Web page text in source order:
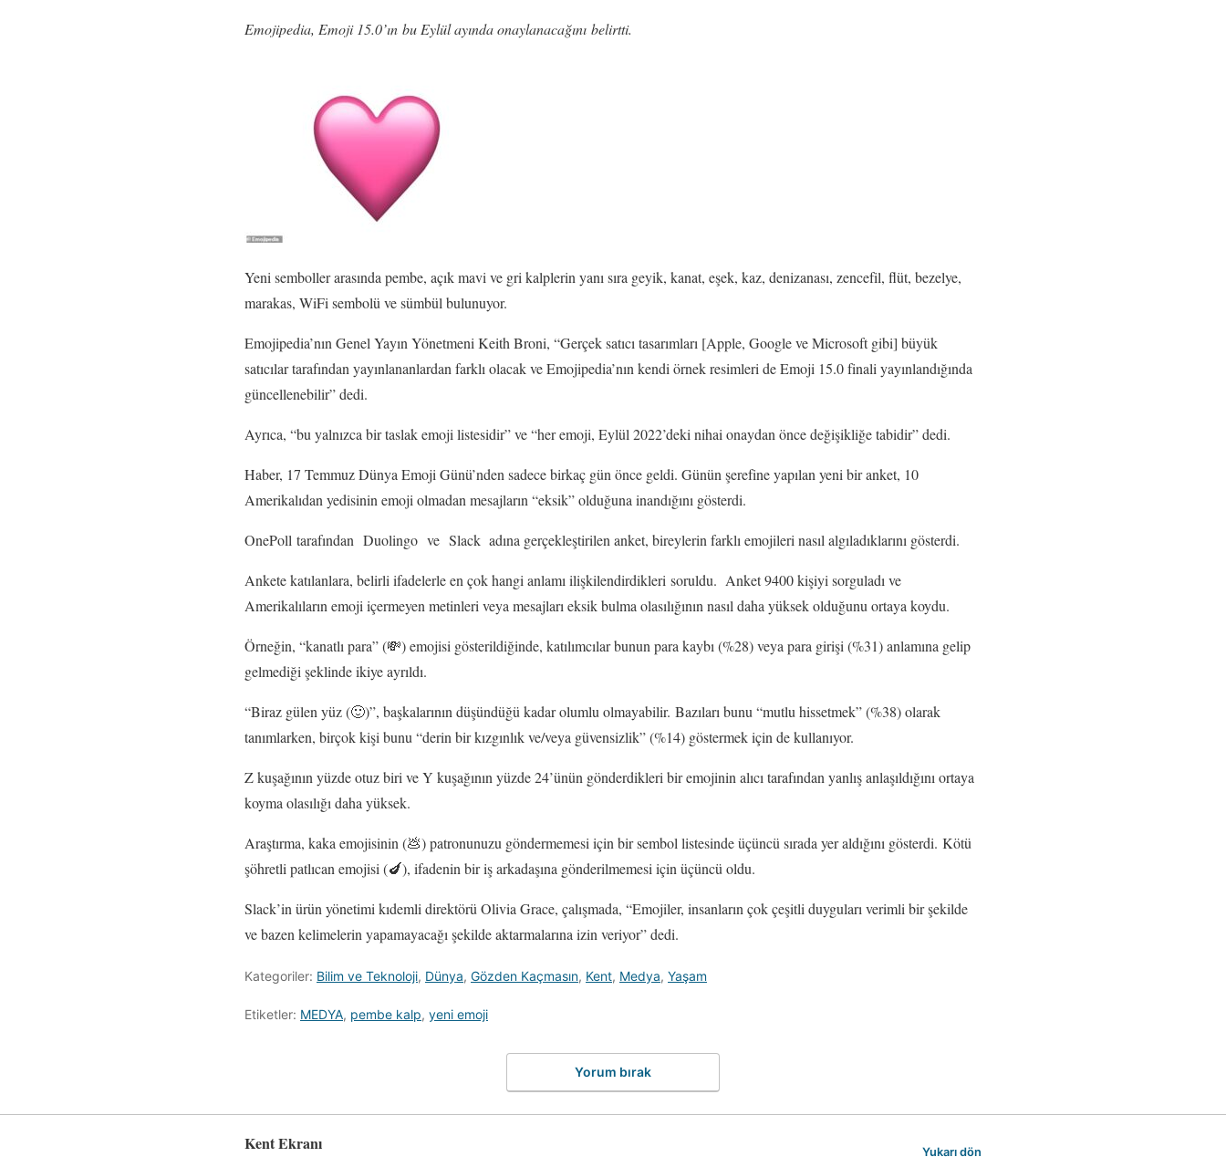
Emojipedia, Emoji 15.0’ın bu Eylül ayında onaylanacağını belirtti.
Yeni semboller arasında pembe, açık mavi ve gri kalplerin yanı sıra geyik, kanat, eşek, kaz, denizanası, zencefil, flüt, bezelye,
marakas, WiFi sembolü ve sümbül bulunuyor.
Emojipedia’nın Genel Yayın Yönetmeni Keith Broni, “Gerçek satıcı tasarımları [Apple, Google ve Microsoft gibi] büyük
satıcılar tarafından yayınlananlardan farklı olacak ve Emojipedia’nın kendi örnek resimleri de Emoji 15.0 finali yayınlandığında
güncellenebilir” dedi.
Ayrıca, “bu yalnızca bir taslak emoji listesidir” ve “her emoji, Eylül 2022’deki nihai onaydan önce değişikliğe tabidir” dedi.
Haber, 17 Temmuz Dünya Emoji Günü’nden sadece birkaç gün önce geldi. Günün şerefine yapılan yeni bir anket, 10
Amerikalıdan yedisinin emoji olmadan mesajların “eksik” olduğuna inandığını gösterdi.
OnePoll tarafından Duolingo ve Slack adına gerçekleştirilen anket, bireylerin farklı emojileri nasıl algıladıklarını gösterdi.
Ankete katılanlara, belirli ifadelerle en çok hangi anlamı ilişkilendirdikleri soruldu. Anket 9400 kişiyi sorguladı ve
Amerikalıların emoji içermeyen metinleri veya mesajları eksik bulma olasılığının nasıl daha yüksek olduğunu ortaya koydu.
Örneğin, “kanatlı para” (💸) emojisi gösterildiğinde, katılımcılar bunun para kaybı (%28) veya para girişi (%31) anlamına gelip
gelmediği şeklinde ikiye ayrıldı.
“Biraz gülen yüz (🙂)”, başkalarının düşündüğü kadar olumlu olmayabilir. Bazıları bunu “mutlu hissetmek” (%38) olarak
tanımlarken, birçok kişi bunu “derin bir kızgınlık ve/veya güvensizlik” (%14) göstermek için de kullanıyor.
Z kuşağının yüzde otuz biri ve Y kuşağının yüzde 24’ünün gönderdikleri bir emojinin alıcı tarafından yanlış anlaşıldığını ortaya
koyma olasılığı daha yüksek.
Araştırma, kaka emojisinin (💩) patronunuzu göndermemesi için bir sembol listesinde üçüncü sırada yer aldığını gösterdi. Kötü
şöhretli patlıcan emojisi (🍆), ifadenin bir iş arkadaşına gönderilmemesi için üçüncü oldu.
Slack’in ürün yönetimi kıdemli direktörü Olivia Grace, çalışmada, “Emojiler, insanların çok çeşitli duyguları verimli bir şekilde
ve bazen kelimelerin yapamayacağı şekilde aktarmalarına izin veriyor” dedi.
Kategoriler: Bilim ve Teknoloji, Dünya, Gözden Kaçmasın, Kent, Medya, Yaşam
Etiketler: MEDYA, pembe kalp, yeni emoji
Yorum bırak
Kent Ekranı Yukarı dön